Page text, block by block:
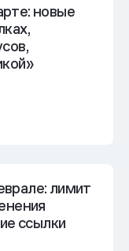
новые
лимит
ссылки